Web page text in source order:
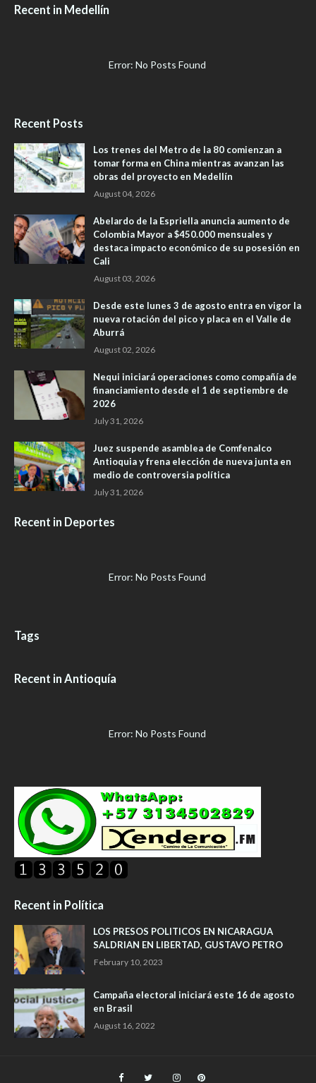
Recent in Medellín
Error: No Posts Found
Recent Posts
Los trenes del Metro de la 80 comienzan a
tomar forma en China mientras avanzan las
obras del proyecto en Medellín
August 04, 2026
Abelardo de la Espriella anuncia aumento de
Colombia Mayor a $450.000 mensuales y
destaca impacto económico de su posesión en
Cali
August 03, 2026
Desde este lunes 3 de agosto entra en vigor la
nueva rotación del pico y placa en el Valle de
Aburrá
August 02, 2026
Nequi iniciará operaciones como compañía de
financiamiento desde el 1 de septiembre de
2026
July 31, 2026
Juez suspende asamblea de Comfenalco
Antioquia y frena elección de nueva junta en
medio de controversia política
July 31, 2026
Recent in Deportes
Error: No Posts Found
Tags
Recent in Antioquía
Error: No Posts Found
Recent in Política
LOS PRESOS POLITICOS EN NICARAGUA
SALDRIAN EN LIBERTAD, GUSTAVO PETRO
February 10, 2023
Campaña electoral iniciará este 16 de agosto
en Brasil
August 16, 2022